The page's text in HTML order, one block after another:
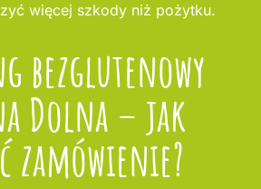
więcej szkody niż pożytku.
bezglutenowy
Dolna – jak
zamówienie?